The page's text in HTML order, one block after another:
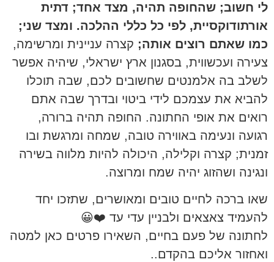
לי חשוב; שהחופה תהיה, מצד אחד; דתית
אורתודוקסיית, לפי כל כללי ההלכה. ומצד שני;
כמו שאתם רוצים אותה; קצרה עניינית ומרשימה,
צעירה ועכשווית, בסגנון ארץ ישראלי, שיהיה אפשר
לשלב בה אלמנטים שחשובים לכם, שבה תוכלו
להביא את עצמכם לידי ביטוי ובדרך שבה אתם
רואים את אופי החתונה. החופה תהיה ברורה,
רגועה ונעימה באווירה טובה, שמחה ומרגשת ובו
זמנית; קצרה וקלילה, היכולה להיות מלווה בשירה
ונגינה ושהזוג יהיה שמח ומרוצה.
שאו ברכה לחיים טובים ומאושרים, שתזכו יחד
להעמיד צאצאים ולבניין עדי עד ❤️😀
לחתונה של פעם בחיים, השאירו פרטים כאן למטה
ואחזור אליכם בהקדם..